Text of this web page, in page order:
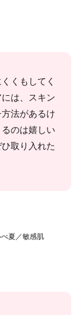
くもしてく
は、スキン
法があるけ
のは嬉しい
取り入れた
夏／敏感肌